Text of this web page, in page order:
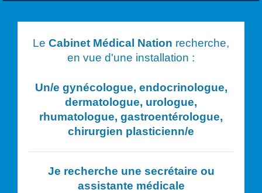
Le Cabinet Médical Nation recherche,
en vue d'une installation :
Un/e gynécologue, endocrinologue,
dermatologue, urologue,
rhumatologue, gastroentérologue,
chirurgien plasticienn/e
Je recherche une secrétaire ou
assistante médicale